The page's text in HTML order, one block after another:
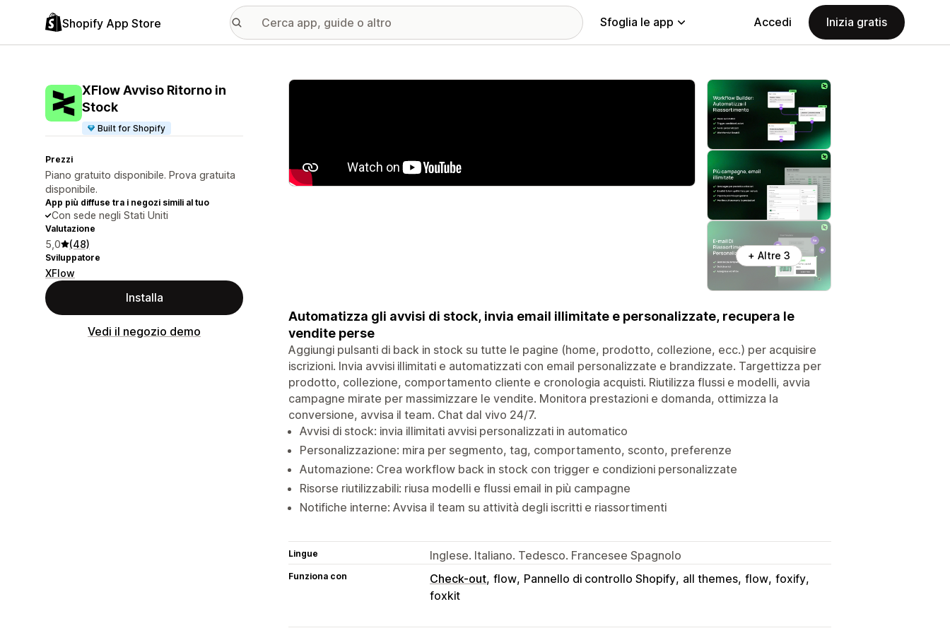
Shopify App Store Sfoglia le app Accedi Inizia gratis
XFlow Avviso Ritorno in
Stock
Built for Shopify
Prezzi
Piano gratuito disponibile. Prova gratuita
disponibile.
App più diffuse tra i negozi simili al tuo
Con sede negli Stati Uniti
Valutazione
5,0 (48)
Sviluppatore
XFlow
Installa
Vedi il negozio demo
Galleria immagini in evidenza
+ Altre 3
Automatizza gli avvisi di stock, invia email illimitate e personalizzate, recupera le
vendite perse
Aggiungi pulsanti di back in stock su tutte le pagine (home, prodotto, collezione, ecc.) per acquisire
iscrizioni. Invia avvisi illimitati e automatizzati con email personalizzate e brandizzate. Targettizza per
prodotto, collezione, comportamento cliente e cronologia acquisti. Riutilizza flussi e modelli, avvia
campagne mirate per massimizzare le vendite. Monitora prestazioni e domanda, ottimizza la
conversione, avvisa il team. Chat dal vivo 24/7.
Avvisi di stock: invia illimitati avvisi personalizzati in automatico
Personalizzazione: mira per segmento, tag, comportamento, sconto, preferenze
Automazione: Crea workflow back in stock con trigger e condizioni personalizzate
Risorse riutilizzabili: riusa modelli e flussi email in più campagne
Notifiche interne: Avvisa il team su attività degli iscritti e riassortimenti
Lingue Inglese. Italiano. Tedesco. Francesee Spagnolo
Funziona con Check-out flow Pannello di controllo Shopify all themes flow foxify
foxkit